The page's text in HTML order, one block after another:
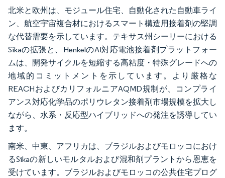
北米と欧州は、モジュール住宅、自動化された自動車ライ
ン、航空宇宙複合材におけるスマート構造用接着剤の堅調
な代替需要を示しています。テキサス州シーリーにおける
Sikaの拡張と、HenkelのAI対応電池接着剤プラットフォー
ムは、開発サイクルを短縮する高粘度・特殊グレードへの
地域的コミットメントを示しています。より厳格な
REACHおよびカリフォルニアAQMD規制が、コンプライ
アンス対応化学品のポリウレタン接着剤市場規模を拡大し
ながら、水系・反応型ハイブリッドへの発注を誘導してい
ます。
南米、中東、アフリカは、ブラジルおよびモロッコにおけ
るSikaの新しいモルタルおよび混和剤プラントから恩恵を
受けています。ブラジルおよびモロッコの公共住宅プログ